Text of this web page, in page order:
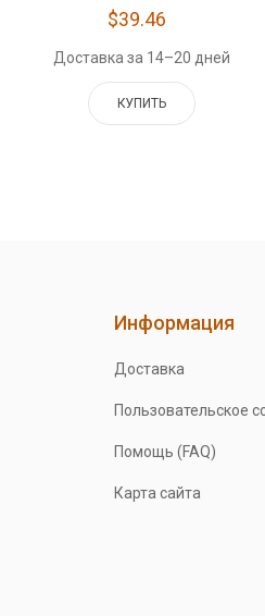
$39.46
Доставка за 14–20 дней
КУПИТЬ
Информация
Доставка
Пользовательское
Помощь (FAQ)
Карта сайта